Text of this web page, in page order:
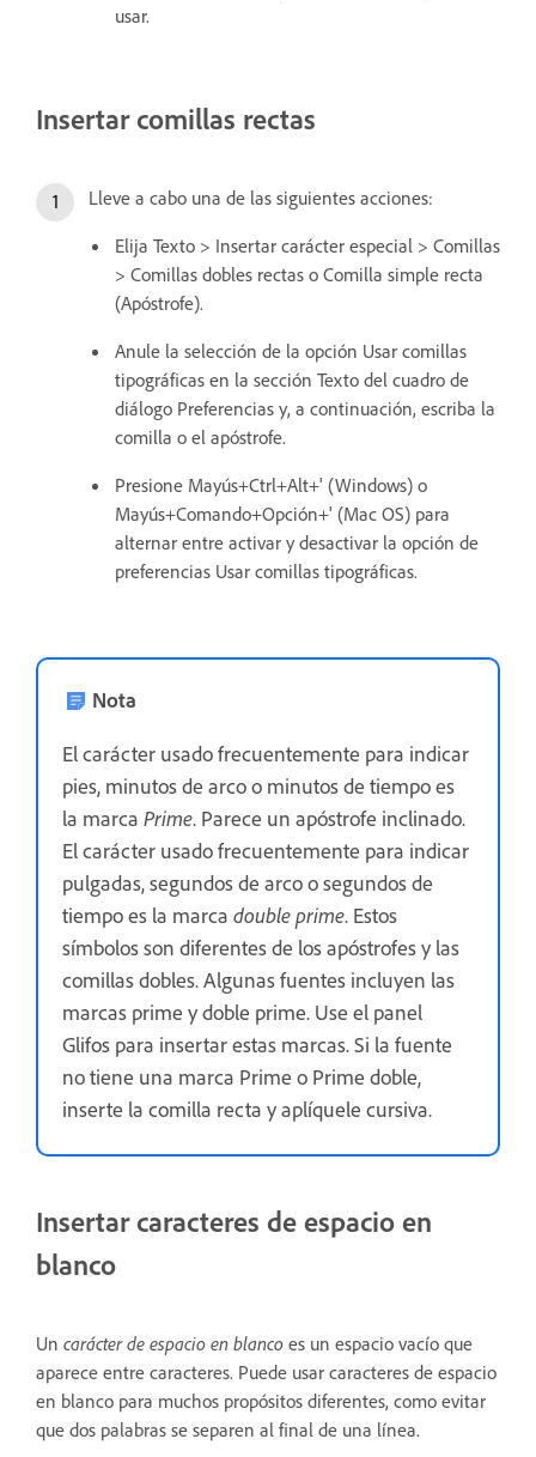
usar.
Insertar comillas rectas
Lleve a cabo una de las siguientes acciones:
Elija Texto > Insertar carácter especial > Comillas
> Comillas dobles rectas o Comilla simple recta
(Apóstrofe).
Anule la selección de la opción Usar comillas
tipográficas en la sección Texto del cuadro de
diálogo Preferencias y, a continuación, escriba la
comilla o el apóstrofe.
Presione Mayús+Ctrl+Alt+' (Windows) o
Mayús+Comando+Opción+' (Mac OS) para
alternar entre activar y desactivar la opción de
preferencias Usar comillas tipográficas.
Nota
El carácter usado frecuentemente para indicar
pies, minutos de arco o minutos de tiempo es
la marca Prime. Parece un apóstrofe inclinado.
El carácter usado frecuentemente para indicar
pulgadas, segundos de arco o segundos de
tiempo es la marca double prime. Estos
símbolos son diferentes de los apóstrofes y las
comillas dobles. Algunas fuentes incluyen las
marcas prime y doble prime. Use el panel
Glifos para insertar estas marcas. Si la fuente
no tiene una marca Prime o Prime doble,
inserte la comilla recta y aplíquele cursiva.
Insertar caracteres de espacio en
blanco
Un carácter de espacio en blanco es un espacio vacío que
aparece entre caracteres. Puede usar caracteres de espacio
en blanco para muchos propósitos diferentes, como evitar
que dos palabras se separen al final de una línea.